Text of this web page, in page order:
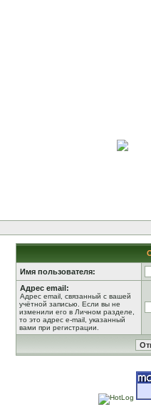
Имя пользователя:
Адрес email:
Адрес email, связанный с вашей
учётной записью. Если вы не
изменили его в Личном разделе,
то это адрес e-mail, указанный
вами при регистрации.